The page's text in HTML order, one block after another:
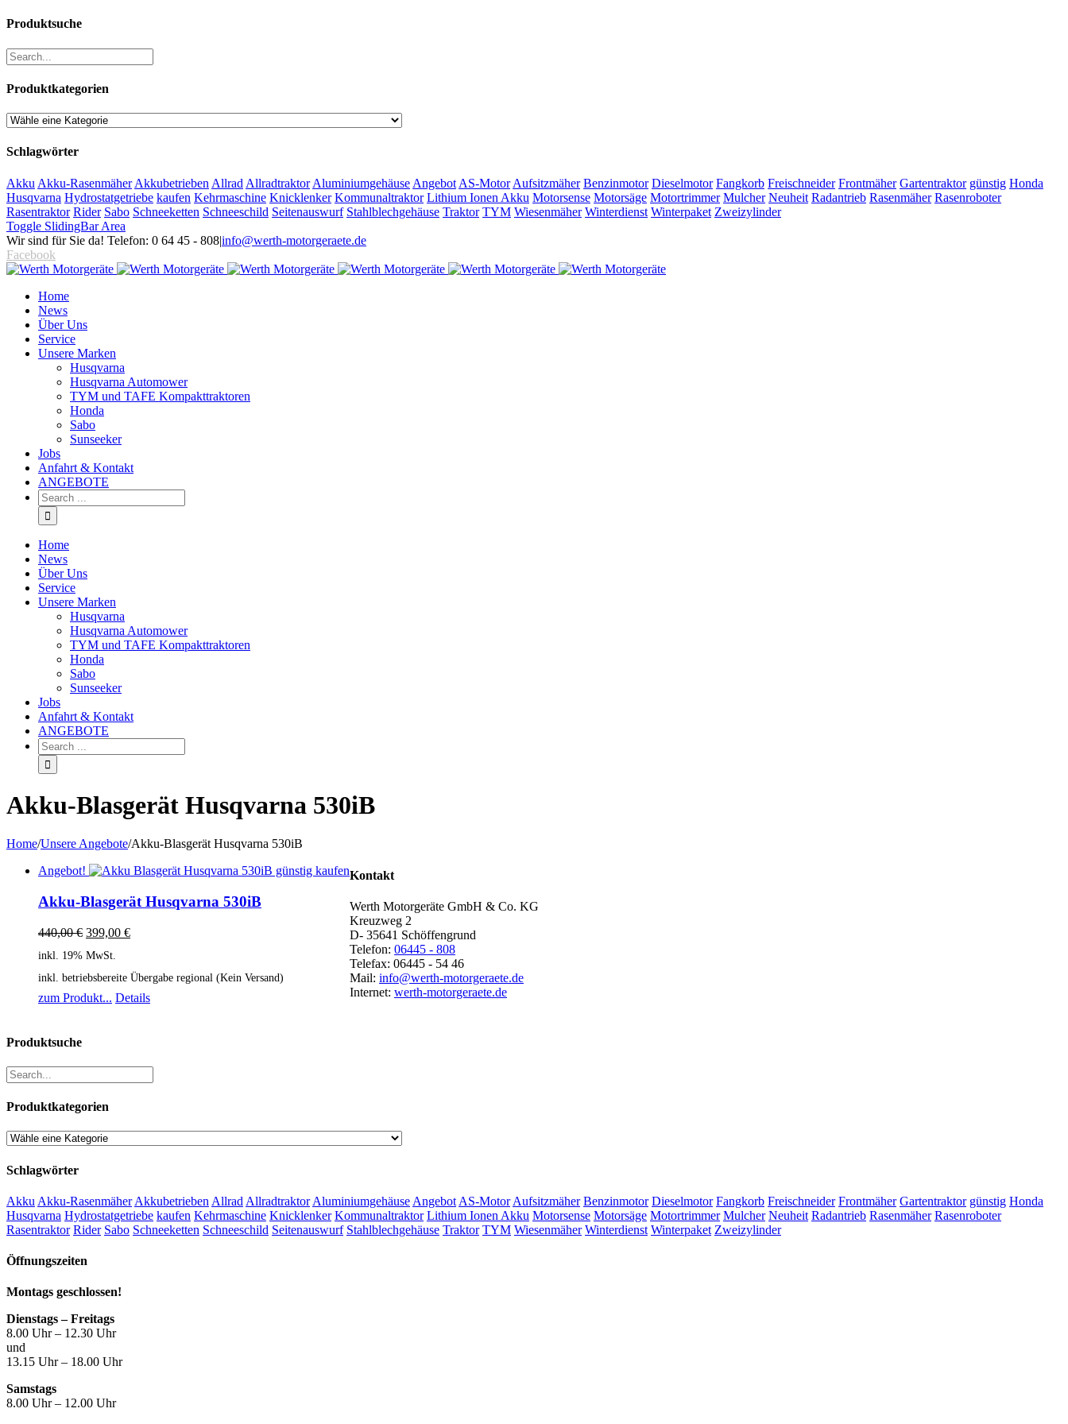
Produktsuche
Produktkategorien
Schlagwörter
Akku Akku-Rasenmäher Akkubetrieben Allrad Allradtraktor Aluminiumgehäuse Angebot AS-Motor Aufsitzmäher Benzinmotor Dieselmotor Fangkorb Freischneider Frontmäher Gartentraktor günstig Honda
Husqvarna Hydrostatgetriebe kaufen Kehrmaschine Knicklenker Kommunaltraktor Lithium Ionen Akku Motorsense Motorsäge Motortrimmer Mulcher Neuheit Radantrieb Rasenmäher Rasenroboter
Rasentraktor Rider Sabo Schneeketten Schneeschild Seitenauswurf Stahlblechgehäuse Traktor TYM Wiesenmäher Winterdienst Winterpaket Zweizylinder
Toggle SlidingBar Area
Wir sind für Sie da! Telefon: 0 64 45 - 808|info@werth-motorgeraete.de
Facebook
Home
News
Über Uns
Service
Unsere Marken
Husqvarna
Husqvarna Automower
TYM und TAFE Kompakttraktoren
Honda
Sabo
Sunseeker
Jobs
Anfahrt & Kontakt
ANGEBOTE
Home
News
Über Uns
Service
Unsere Marken
Husqvarna
Husqvarna Automower
TYM und TAFE Kompakttraktoren
Honda
Sabo
Sunseeker
Jobs
Anfahrt & Kontakt
ANGEBOTE
Akku-Blasgerät Husqvarna 530iB
Home/Unsere Angebote/Akku-Blasgerät Husqvarna 530iB
Angebot!
Akku-Blasgerät Husqvarna 530iB
440,00€ 399,00 €
inkl. 19% MwSt.
inkl. betriebsbereite Übergabe regional (Kein Versand)
zum Produkt... Details
Produktsuche
Produktkategorien
Schlagwörter
Akku Akku-Rasenmäher Akkubetrieben Allrad Allradtraktor Aluminiumgehäuse Angebot AS-Motor Aufsitzmäher Benzinmotor Dieselmotor Fangkorb Freischneider Frontmäher Gartentraktor günstig Honda
Husqvarna Hydrostatgetriebe kaufen Kehrmaschine Knicklenker Kommunaltraktor Lithium Ionen Akku Motorsense Motorsäge Motortrimmer Mulcher Neuheit Radantrieb Rasenmäher Rasenroboter
Rasentraktor Rider Sabo Schneeketten Schneeschild Seitenauswurf Stahlblechgehäuse Traktor TYM Wiesenmäher Winterdienst Winterpaket Zweizylinder
Kontakt
Werth Motorgeräte GmbH & Co. KG
Kreuzweg 2
D- 35641 Schöffengrund
Telefon: 06445 - 808
Telefax: 06445 - 54 46
Mail: info@werth-motorgeraete.de
Internet: werth-motorgeraete.de
Öffnungszeiten
Montags geschlossen!
Dienstags – Freitags
8.00 Uhr – 12.30 Uhr
und
13.15 Uhr – 18.00 Uhr
Samstags
8.00 Uhr – 12.00 Uhr